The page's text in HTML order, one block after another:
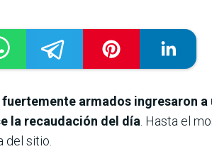
armados ingresaron
la recaudación del día . Hasta el
del sitio.